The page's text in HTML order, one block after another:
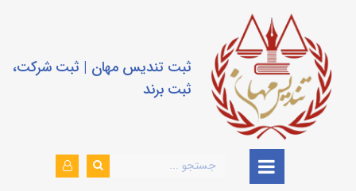
ثبت تندیس مهان | ثبت شرکت،
ثبت برند